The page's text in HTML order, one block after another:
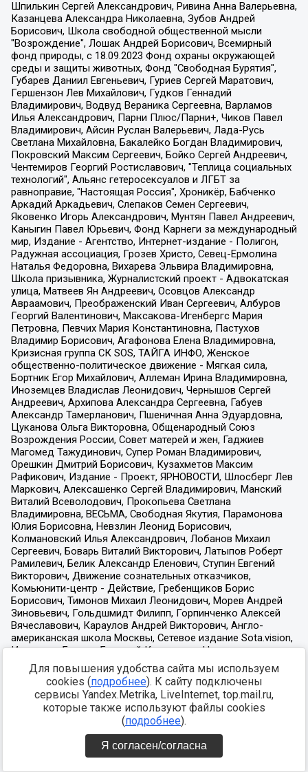
Для повышения удобства сайта мы используем
cookies (подробнее). К сайту подключены
сервисы Yandex.Metrika, LiveInternet, top.mail.ru,
которые также используют файлы cookies
(подробнее).
Я согласен/согласна